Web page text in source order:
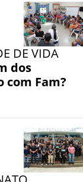
DE VIDA
dos
com Fam?